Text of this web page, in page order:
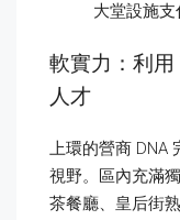
大堂設施支
軟實力：利
人才
上環的營商 DNA
視野。區內充滿
茶餐廳、皇后街